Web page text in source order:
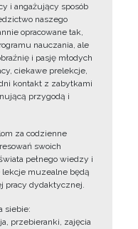
i angażujący sposób
naszego
opracowane tak,
nauczania, ale
i pasję młodych
ciekawe prelekcje,
kontakt z zabytkami
przygodą i
za codzienne
swoich
pełnego wiedzy i
lekcje muzealne będą
pracy dydaktycznej.
siebie:
przebieranki, zajęcia